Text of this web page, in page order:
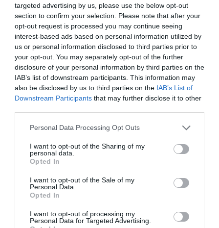
targeted advertising by us, please use the below opt-out
section to confirm your selection. Please note that after your
opt-out request is processed you may continue seeing
interest-based ads based on personal information utilized by
us or personal information disclosed to third parties prior to
your opt-out. You may separately opt-out of the further
disclosure of your personal information by third parties on the
IAB’s list of downstream participants. This information may
also be disclosed by us to third parties on the IAB’s List of
Downstream Participants that may further disclose it to other
Please note that this website/app uses one or more Google
not limited to your visit or usage behaviour. You may click to
grant or deny consent to Google and its third-party tags to
use your data for below specified purposes in below Google
consent section.
Personal Data Processing Opt Outs
I want to opt-out of the Sharing of my
personal data.
Opted In
I want to opt-out of the Sale of my
Personal Data.
Opted In
I want to opt-out of processing my
Personal Data for Targeted Advertising.
Μυωπία: Όσα πρέπει να
laser μυωπίας
Τηλεοπτικές Συνεντεύξεις